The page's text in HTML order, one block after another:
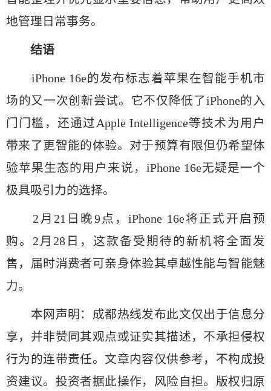
地管理日常事务。
结语
iPhone 16e的发布标志着苹果在智能手机市
场的又一次创新尝试。它不仅降低了iPhone的入
门门槛，还通过Apple Intelligence等技术为用户
带来了更智能的体验。对于预算有限但仍希望体
验苹果生态的用户来说，iPhone 16e无疑是一个
极具吸引力的选择。
2月21日晚9点，iPhone 16e将正式开启预
购。2月28日，这款备受期待的新机将全面发
售，届时消费者可亲身体验其卓越性能与智能魅
力。
本网声明：成都热线发布此文仅出于信息分
享，并非赞同其观点或证实其描述，不承担侵权
行为的连带责任。文章内容仅供参考，不构成投
资建议。投资者据此操作，风险自担。版权归原